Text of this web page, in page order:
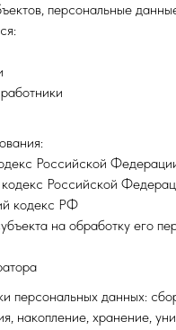
персональные
Российской
Российской
кодекс РФ
на обработку его
персональных данных:
накопление, хранение,